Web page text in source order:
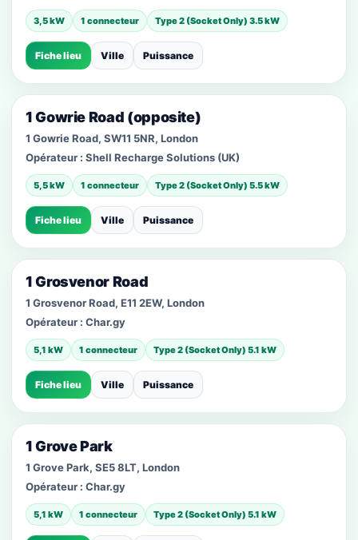
3,5 kW 1 connecteur Type 2 (Socket Only) 3.5 kW
Fiche lieu Ville Puissance
1 Gowrie Road (opposite)
1 Gowrie Road, SW11 5NR, London
Opérateur : Shell Recharge Solutions (UK)
5,5 kW 1 connecteur Type 2 (Socket Only) 5.5 kW
Fiche lieu Ville Puissance
1 Grosvenor Road
1 Grosvenor Road, E11 2EW, London
Opérateur : Char.gy
5,1 kW 1 connecteur Type 2 (Socket Only) 5.1 kW
Fiche lieu Ville Puissance
1 Grove Park
1 Grove Park, SE5 8LT, London
Opérateur : Char.gy
5,1 kW 1 connecteur Type 2 (Socket Only) 5.1 kW